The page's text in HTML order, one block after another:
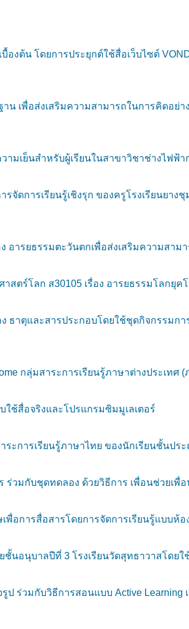
งต้น โดยการประยุกต์ใช้สื่อเว็บไซต์
น เพื่อส่งเสริมความสามารถในการคิดอ
ามเย็นสำหรับผู้เรียนในสาขาวิชาช่างไฟฟ้า
จัดการเรียนรู้เชิงรุก ของครูโรงเรียนย
อารยธรรมตะวันตกเพื่อส่งเสริมความสา
สตร์โลก ส30105 เรื่อง อารยธรรมโลก
ธาตุและสารประกอบโดยใช้ชุดกิจกรรมก
กลุ่มสาระการเรียนรู้ภาษาต่างประเท
ใช้สื่อจริงและโปรแกรมซิมมูเลเตอร์
การเรียนรู้ภาษาไทย ของนักเรียนชั้นปร
วมกับชุดทดลอง ด้วยวิธีการ เพื่อนช่วยเพื่อ
อการสื่อสารโดยการจัดการเรียนรู้แบบห้อ
นอนุบาลปีที่ 3 โรงเรียนวัดสุทธาวาสโดยใ
ป ร่วมกับวิธีการสอนแบบ Active